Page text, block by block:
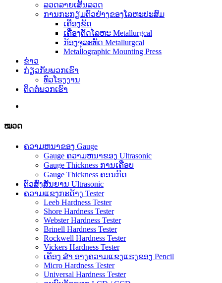
ລວດລາຍເສັ້ນລວດ
ການກະກຽມຕົວຢ່າງຂອງໂລຫະປະສົມ
ເຄື່ອງຂັດ
ເຄື່ອງຕັດໂລຫະ Metallurgcal
ກ້ອງຈຸລະທັດ Metallurgcal
Metallographic Mounting Press
ຂ່າວ
ກ່ຽວ​ກັບ​ພວກ​ເຮົາ
ທົວໂຮງງານ
ຕິດ​ຕໍ່​ພວກ​ເຮົາ
ໝວດ
ຄວາມຫນາຂອງ Gauge
Gauge ຄວາມຫນາຂອງ Ultrasonic
Gauge Thickness ການເຄືອບ
Gauge Thickness ຄອນກີດ
ຕົວສົ່ງສັນຍານ Ultrasonic
ຄວາມແຂງກະດ້າງ Tester
Leeb Hardness Tester
Shore Hardness Tester
Webster Hardness Tester
Brinell Hardness Tester
Rockwell Hardness Tester
Vickers Hardness Tester
ເຄື່ອງ ສຳ ອາງຄວາມແຂງແຮງຂອງ Pencil
Micro Hardness Tester
Universal Hardness Tester